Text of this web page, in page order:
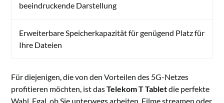
beeindruckende Darstellung
Erweiterbare Speicherkapazität für genügend Platz für
Ihre Dateien
Für diejenigen, die von den Vorteilen des 5G-Netzes
profitieren möchten, ist dasTelekom T Tabletdie perfekte
Wahl. Egal, ob Sie unterwegs arbeiten, Filme streamen oder